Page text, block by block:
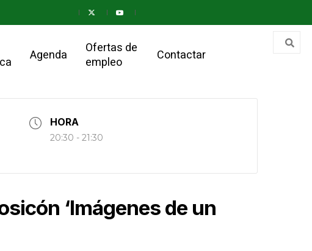
Agenda
Ofertas de
empleo
Contactar
HORA
20:30 - 21:30
‘Imágenes de un